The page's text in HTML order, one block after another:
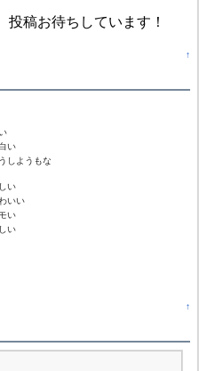
稿お待ちしています！
↑
い
しようもな
い
いい
い
い
↑